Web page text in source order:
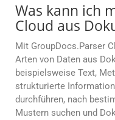
Was kann ich
Cloud aus
Mit GroupDocs.Parser
Arten von Daten aus
beispielsweise Text,
strukturierte
durchführen, nach
Mustern suchen und